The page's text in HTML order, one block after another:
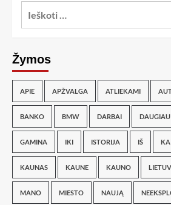
Žymos
APIE APŽVALGA ATLIEKAMI
BANKO BMW DARBAI DAUGIAU
GAMINA IKI ISTORIJA IŠ
KAUNAS KAUNE KAUNO
MANO MIESTO NAUJĄ